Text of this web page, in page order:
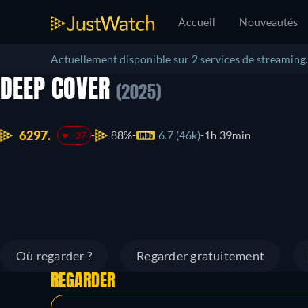
Accueil Nouveautés
Actuellement disponible sur 2 services de streaming.
DEEP COVER (2025)
6297. -37 88% 6.7 (46k) 1h 39min
Où regarder ? Regarder gratuitement
REGARDER